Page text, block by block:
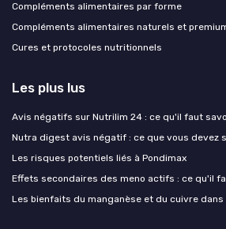
Compléments alimentaires par forme
Compléments alimentaires naturels et
Cures et protocoles nutritionnels
Les plus lus
Avis négatifs sur Nutrilim 24 : ce qu'il faut
Nutra digest avis négatif : ce que vous devez
Les risques potentiels liés à Pondimax
Effets secondaires des meno actifs : ce qu'il
Les bienfaits du manganèse et du cuivre dans